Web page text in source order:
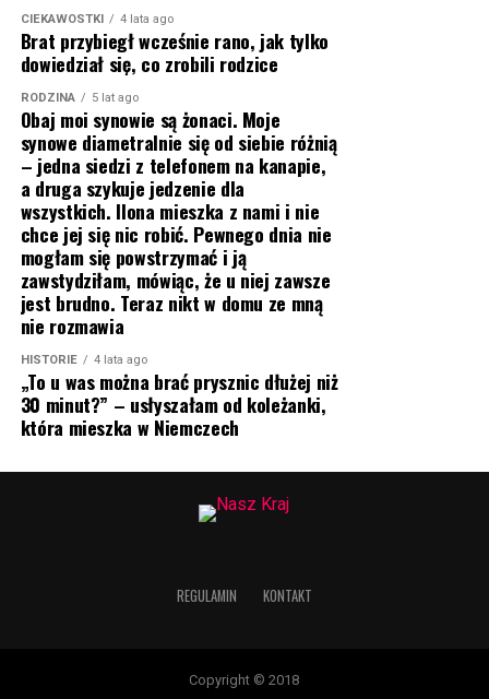
CIEKAWOSTKI 4 lata ago
Brat przybiegł wcześnie rano, jak tylko
dowiedział się, co zrobili rodzice
RODZINA 5 lat ago
Obaj moi synowie są żonaci. Moje
synowe diametralnie się od siebie różnią
– jedna siedzi z telefonem na kanapie,
a druga szykuje jedzenie dla
wszystkich. Ilona mieszka z nami i nie
chce jej się nic robić. Pewnego dnia nie
mogłam się powstrzymać i ją
zawstydziłam, mówiąc, że u niej zawsze
jest brudno. Teraz nikt w domu ze mną
nie rozmawia
HISTORIE 4 lata ago
„To u was można brać prysznic dłużej niż
30 minut?” – usłyszałam od koleżanki,
która mieszka w Niemczech
REGULAMIN KONTAKT
Copyright © 2018